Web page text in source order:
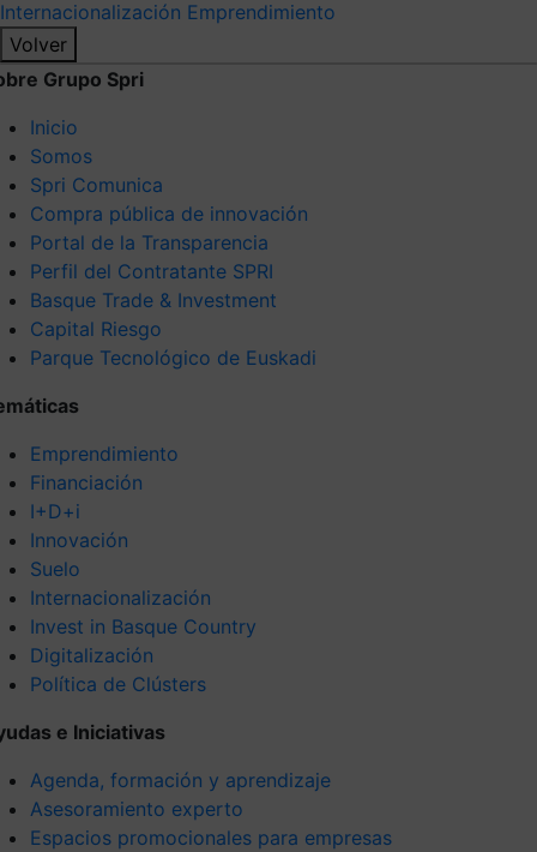
Internacionalización Emprendimiento
Volver
Grupo Spri
Inicio
Somos
Spri Comunica
Compra pública de innovación
Portal de la Transparencia
Perfil del Contratante SPRI
Basque Trade & Investment
Capital Riesgo
Parque Tecnológico de Euskadi
Emprendimiento
Financiación
I+D+i
Innovación
Suelo
Internacionalización
Invest in Basque Country
Digitalización
Política de Clústers
e Iniciativas
Agenda, formación y aprendizaje
Asesoramiento experto
Espacios promocionales para empresas